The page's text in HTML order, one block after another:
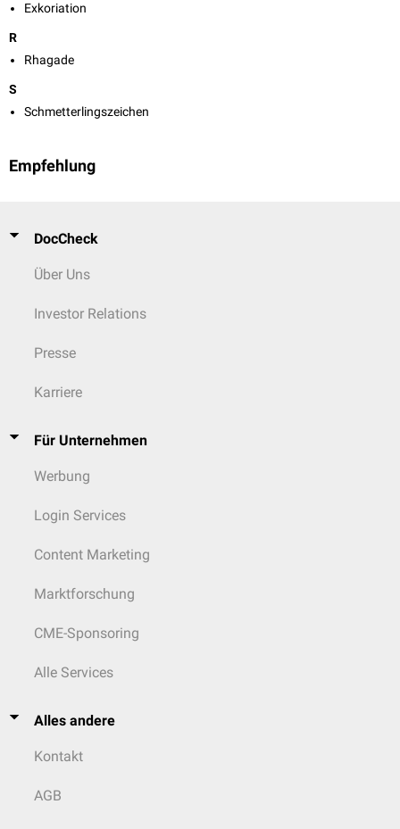
Exkoriation
R
Rhagade
S
Schmetterlingszeichen
Empfehlung
DocCheck
Über Uns
Investor Relations
Presse
Karriere
Für Unternehmen
Werbung
Login Services
Content Marketing
Marktforschung
CME-Sponsoring
Alle Services
Alles andere
Kontakt
AGB